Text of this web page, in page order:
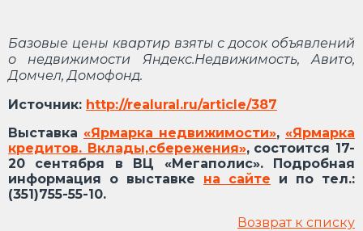
Базовые цены квартир взяты с досок объявлений
о недвижимости Яндекс.Недвижимость, Авито,
Домчел, Домофонд.
Источник: http://realural.ru/article/387
Выставка «Ярмарка недвижимости», «Ярмарка
кредитов. Вклады,сбережения», состоится 17-
20 сентября в ВЦ «Мегаполис». Подробная
информация о выставке на сайте и по тел.:
(351)755-55-10.
Возврат к списку